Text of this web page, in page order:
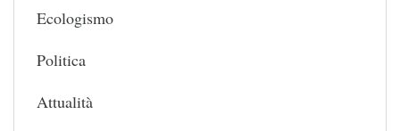
Ecologismo
Politica
Attualità